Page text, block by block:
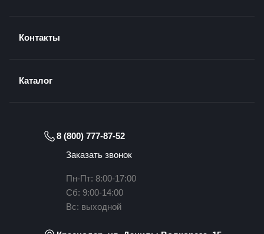
Контакты
Каталог
8 (800) 777-87-52
Заказать звонок
Пн-Пт: 8:00-17:00
Сб: 9:00-14:00
Вс: выходной